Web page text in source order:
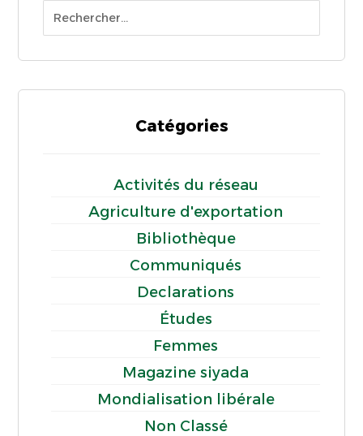
Catégories
Activités du réseau
Agriculture d'exportation
Bibliothèque
Communiqués
Declarations
Études
Femmes
Magazine siyada
Mondialisation libérale
Non Classé